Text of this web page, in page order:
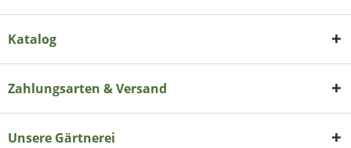
Katalog
Zahlungsarten & Versand
Unsere Gärtnerei